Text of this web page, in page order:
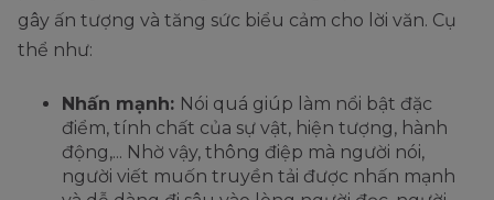
gây ấn tượng và tăng sức biểu cảm cho lời văn. Cụ
thể như:
Nhấn mạnh: Nói quá giúp làm nổi bật đặc
điểm, tính chất của sự vật, hiện tượng, hành
động,... Nhờ vậy, thông điệp mà người nói,
người viết muốn truyền tải được nhấn mạnh